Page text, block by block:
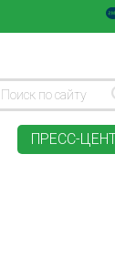
ПРЕСС-